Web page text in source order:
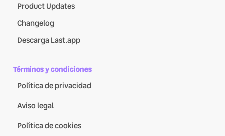
Product Updates
Changelog
Descarga Last.app
Términos y condiciones
Política de privacidad
Aviso legal
Política de cookies